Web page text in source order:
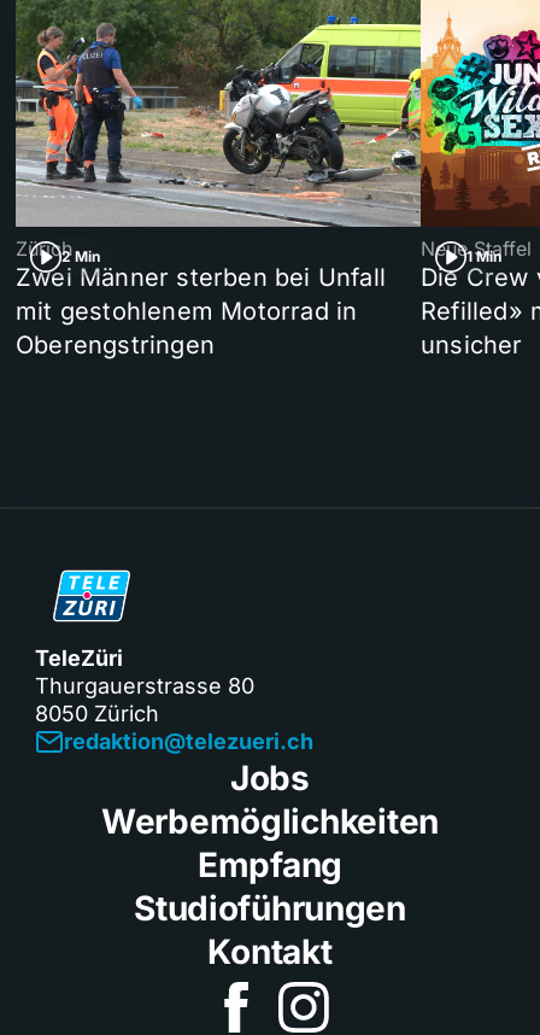
2 Min
Zürich
Zwei Männer sterben bei Unfall
mit gestohlenem Motorrad in
Oberengstringen
1 Min
Neue Staffel
Die Crew
Refilled»
unsicher
TeleZüri
Thurgauerstrasse 80
8050 Zürich
redaktion@telezueri.ch
Jobs
Werbemöglichkeiten
Empfang
Studioführungen
Kontakt